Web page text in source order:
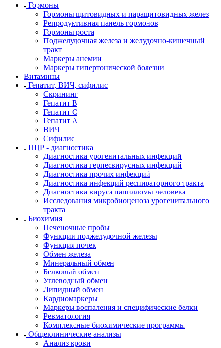
Гормоны
Гормоны щитовидных и паращитовидных желез
Репродуктивная панель гормонов
Гормоны роста
Поджелудочная железа и желудочно-кишечный
тракт
Маркеры анемии
Маркеры гипертонической болезни
Витамины
Гепатит, ВИЧ, сифилис
Скрининг
Гепатит В
Гепатит С
Гепатит А
ВИЧ
Сифилис
ПЦР - диагностика
Диагностика урогенитальных инфекций
Диагностика герпесвирусных инфекций
Диагностика прочих инфекций
Диагностика инфекций респираторного тракта
Диагностика вируса папилломы человека
Исследования микробиоценоза урогенитального
тракта
Биохимия
Печеночные пробы
Функции поджелудочной железы
Функция почек
Обмен железа
Минеральный обмен
Белковый обмен
Углеводный обмен
Липидный обмен
Кардиомаркеры
Маркеры воспаления и специфические белки
Ревматология
Комплексные биохимические программы
Общеклинические анализы
Анализ крови